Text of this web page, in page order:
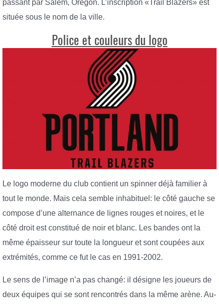
passant par Salem, Oregon. L’inscription «Trail Blazers» est
située sous le nom de la ville.
Police et couleurs du logo
Le logo moderne du club contient un spinner déjà familier à
tout le monde. Mais cela semble inhabituel: le côté gauche se
compose d’une alternance de lignes rouges et noires, et le
côté droit est constitué de noir et blanc. Les bandes ont la
même épaisseur sur toute la longueur et sont coupées aux
extrémités, comme ce fut le cas en 1991-2002.
Le sens de l’image n’a pas changé: il désigne les joueurs de
deux équipes qui se sont rencontrés dans la même arène. Au-